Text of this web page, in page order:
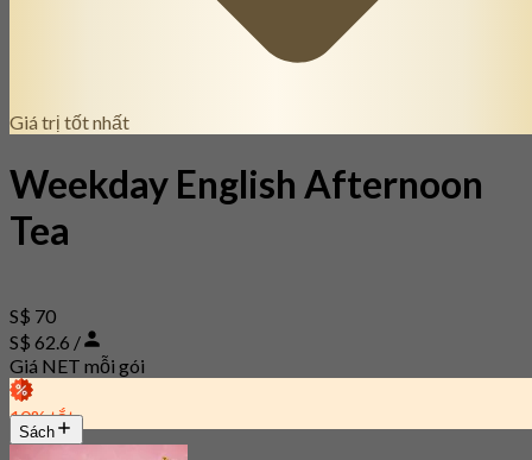
Giá trị tốt nhất
Weekday English Afternoon
Tea
S$ 70
S$ 62.6 /
Giá NET mỗi gói
10% tắt
Sách